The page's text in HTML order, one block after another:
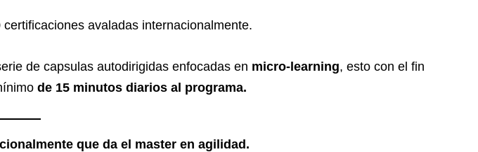
avaladas internacionalmente.
de capsulas autodirigidas enfocadas en micro-learning, esto con el fin
de 15 minutos diarios al programa.
que da el master en agilidad.